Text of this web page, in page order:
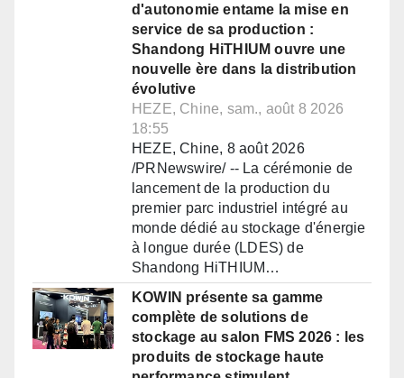
d'autonomie entame la mise en
service de sa production :
Shandong HiTHIUM ouvre une
nouvelle ère dans la distribution
évolutive
HEZE, Chine, sam., août 8 2026
18:55
HEZE, Chine, 8 août 2026
/PRNewswire/ -- La cérémonie de
lancement de la production du
premier parc industriel intégré au
monde dédié au stockage d'énergie
à longue durée (LDES) de
Shandong HiTHIUM…
KOWIN présente sa gamme
complète de solutions de
stockage au salon FMS 2026 : les
produits de stockage haute